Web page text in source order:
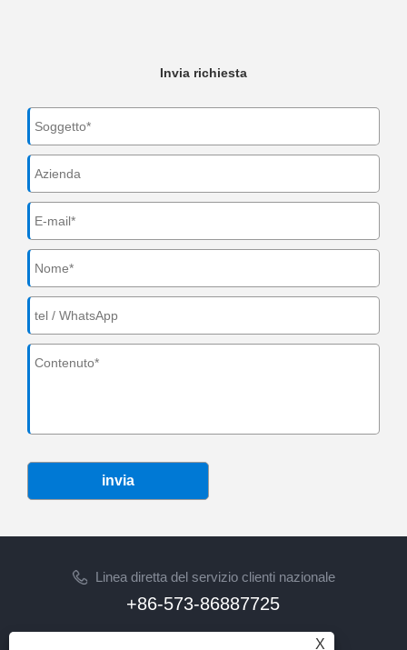
Invia richiesta
invia
Linea diretta del servizio clienti nazionale
+86-573-86887725
X